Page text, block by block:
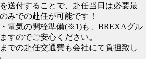
送付することで、赴任当日は必要最
みでの赴任が可能です！
電気の開栓準備(※1)も、BREXAグル
すのでご安心ください。
での赴任交通費も会社にて負担致し